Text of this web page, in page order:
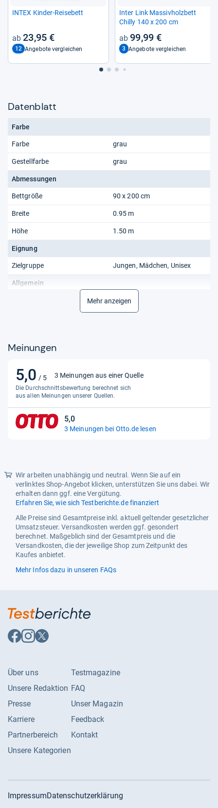
INTEX Kin­der-​Rei­se­bett
23,95 €
12 Angebote vergleichen
Inter Link Mas­siv­holz­bett
Chilly 140 x 200 cm
99,99 €
3 Angebote vergleichen
Datenblatt
Farbe
Farbe grau
Gestellfarbe grau
Abmessungen
Bettgröße 90 x 200 cm
Breite 0.95 m
Höhe 1.50 m
Eignung
Zielgruppe Jungen, Mädchen, Unisex
Allgemein
Nur aktuelle Produkte
Holzart
Material
Mehr anzeigen
Meinungen
5,0 / 5
5,0
von
5
Sternen
3 Meinungen aus einer Quelle
Die Durchschnittsbewertung berechnet sich
aus allen Meinungen unserer Quellen.
5,0
5,0
von
3 Meinungen bei Otto.de lesen
Wir arbeiten unabhängig und neutral. Wenn Sie auf ein
verlinktes Shop-Angebot klicken, unterstützen Sie uns dabei. Wir
erhalten dann ggf. eine Vergütung.
Erfahren Sie, wie sich Testberichte.de finanziert
Alle Preise sind Gesamtpreise inkl. aktuell geltender gesetzlicher
Umsatzsteuer. Versandkosten werden ggf. gesondert
berechnet. Maßgeblich sind der Gesamtpreis und die
Versandkosten, die der jeweilige Shop zum Zeitpunkt des
Kaufes anbietet.
Mehr Infos dazu in unseren FAQs
Auf
Facebook
Auf
Instagram
Auf
X
Über uns
Unsere Redaktion
Presse
Karriere
Partnerbereich
Unsere Kategorien
Testmagazine
FAQ
Unser Magazin
Feedback
Kontakt
ImpressumDatenschutzerklärung